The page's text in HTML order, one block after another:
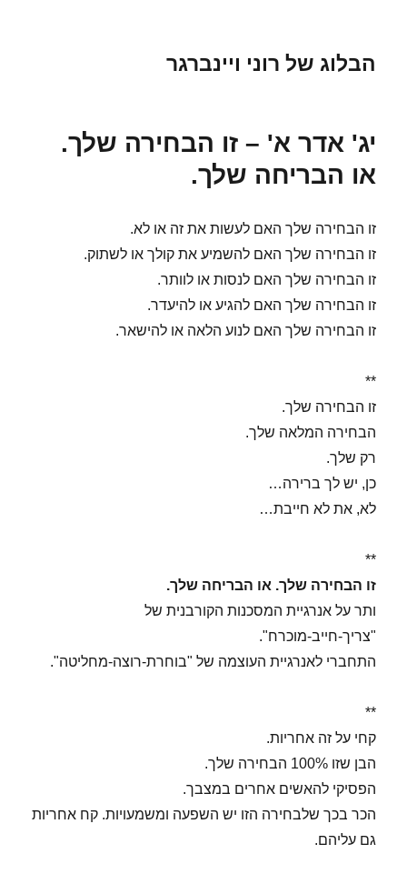
הבלוג של רוני ויינברגר
יג' אדר א' – זו הבחירה שלך.
או הבריחה שלך.
זו הבחירה שלך האם לעשות את זה או לא.
זו הבחירה שלך האם להשמיע את קולך או לשתוק.
זו הבחירה שלך האם לנסות או לוותר.
זו הבחירה שלך האם להגיע או להיעדר.
זו הבחירה שלך האם לנוע הלאה או להישאר.
**
זו הבחירה שלך.
הבחירה המלאה שלך.
רק שלך.
כן, יש לך ברירה…
לא, את לא חייבת…
**
זו הבחירה שלך. או הבריחה שלך.
ותר על אנרגיית המסכנות הקורבנית של
"צריך-חייב-מוכרח".
התחברי לאנרגיית העוצמה של "בוחרת-רוצה-מחליטה".
**
קחי על זה אחריות.
הבן שזו 100% הבחירה שלך.
הפסיקי להאשים אחרים במצבך.
הכר בכך שלבחירה הזו יש השפעה ומשמעויות. קח אחריות
גם עליהם.